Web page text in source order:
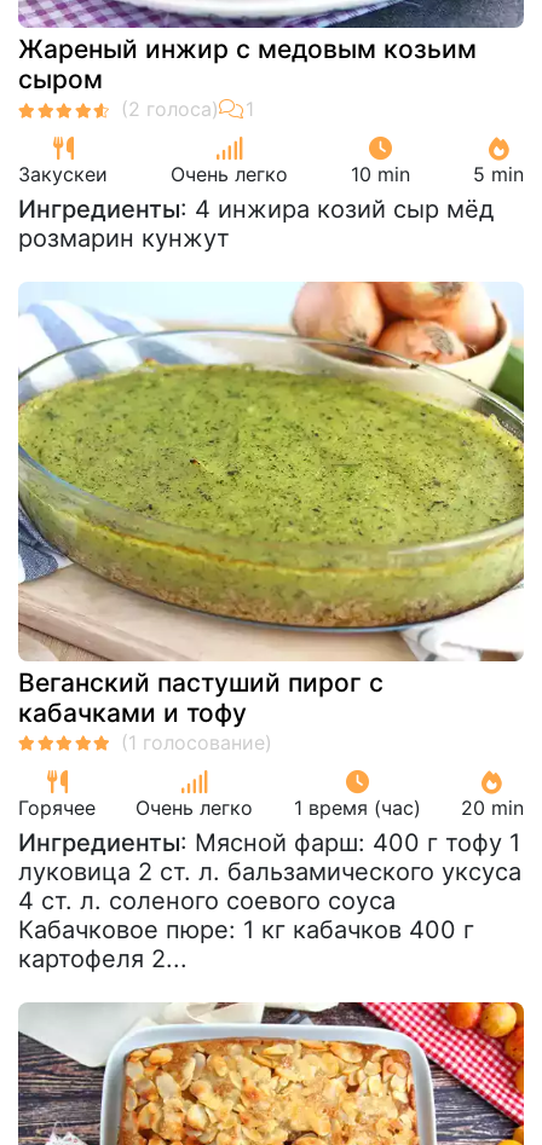
Жареный инжир с медовым козьим
сыром
Закускeи Очень легко 10 min 5 min
Ингредиенты: 4 инжира козий сыр мёд
розмарин кунжут
Веганский пастуший пирог с
кабачками и тофу
Горячее Очень легко 1 время (час) 20 min
Ингредиенты: Мясной фарш: 400 г тофу 1
луковица 2 ст. л. бальзамического уксуса
4 ст. л. соленого соевого соуса
Кабачковое пюре: 1 кг кабачков 400 г
картофеля 2...